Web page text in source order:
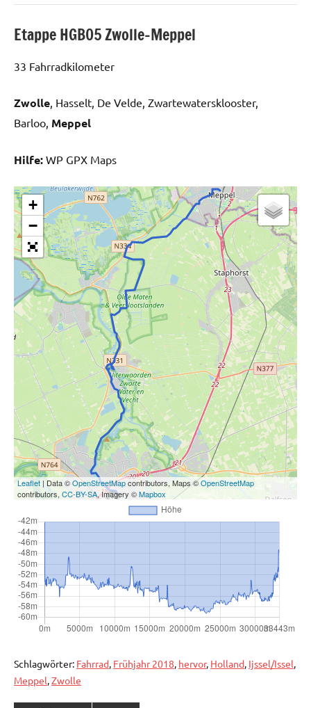
Etappe HGB05 Zwolle-Meppel
33 Fahrradkilometer
Zwolle, Hasselt, De Velde, Zwartewatersklooster,
Barloo, Meppel
Hilfe: WP GPX Maps
+
−
Leaflet | Data ©OpenStreetMapcontributors, Maps ©OpenStreetMap
contributors, CC-BY-SA, Imagery ©Mapbox
Schlagwörter: Fahrrad, Frühjahr 2018, hervor, Holland, Ijssel/Issel,
Meppel,Zwolle